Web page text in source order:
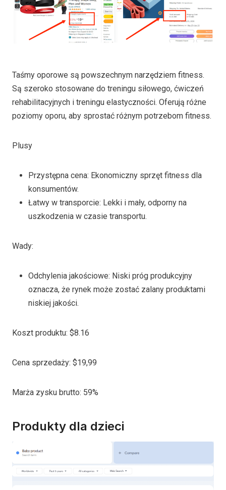
Taśmy oporowe są powszechnym narzędziem fitness.
Są szeroko stosowane do treningu siłowego, ćwiczeń
rehabilitacyjnych i treningu elastyczności. Oferują różne
poziomy oporu, aby sprostać różnym potrzebom fitness.
Plusy
Przystępna cena: Ekonomiczny sprzęt fitness dla
konsumentów.
Łatwy w transporcie: Lekki i mały, odporny na
uszkodzenia w czasie transportu.
Wady:
Odchylenia jakościowe: Niski próg produkcyjny
oznacza, że rynek może zostać zalany produktami
niskiej jakości.
Koszt produktu: $8.16
Cena sprzedaży: $19,99
Marża zysku brutto: 59%
Produkty dla dzieci